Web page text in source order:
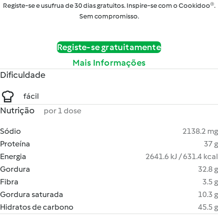
Registe-se e usufrua de 30 dias gratuitos. Inspire-se com o Cookidoo®.
Sem compromisso.
Registe-se gratuitamente
Mais Informações
Dificuldade
fácil
Nutrição por 1 dose
Sódio
2138.2 mg
Proteína
37 g
Energia
2641.6 kJ / 631.4 kcal
Gordura
32.8 g
Fibra
3.5 g
Gordura saturada
10.3 g
Hidratos de carbono
45.5 g